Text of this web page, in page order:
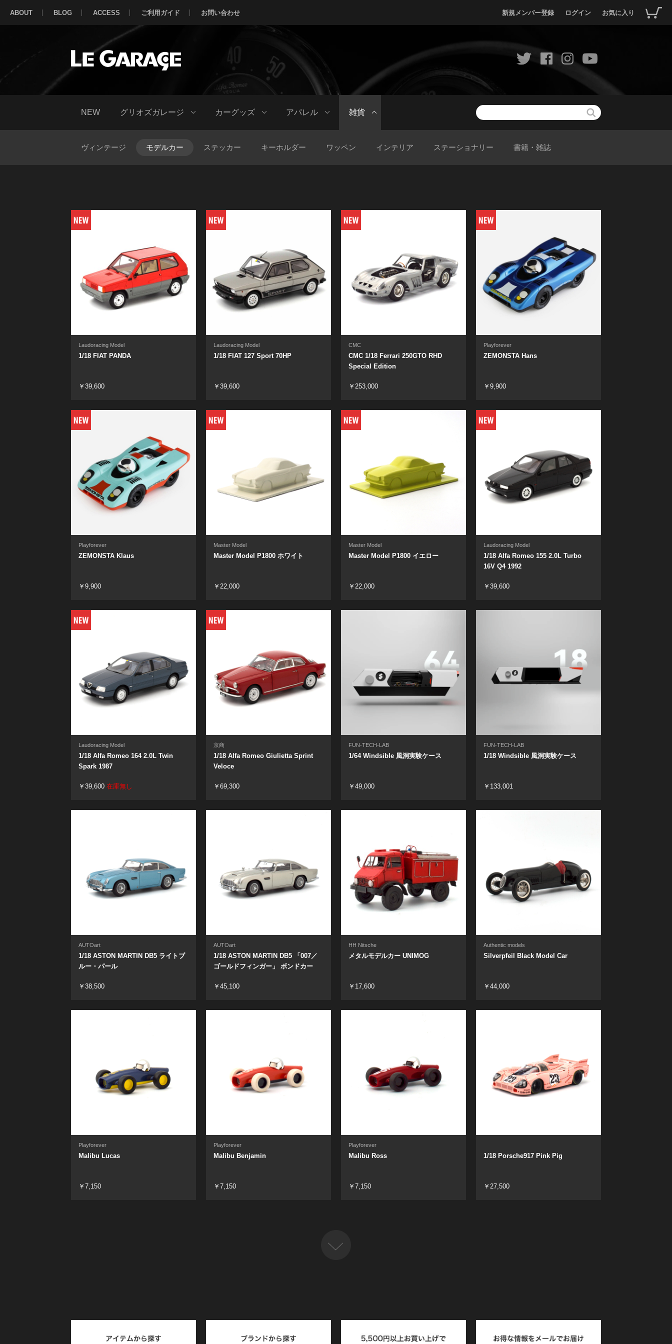
新規メンバー登録 ログイン お気に入り
ABOUT BLOG ACCESS ご利用ガイド お問い合わせ
NEW グリオズガレージ カーグッズ アパレル 雑貨
ヴィンテージ モデルカー ステッカー キーホルダー ワッペン インテリア ステーショナリー 書籍・雑誌
Laudoracing Model
1/18 FIAT PANDA
￥39,600
Laudoracing Model
1/18 FIAT 127 Sport 70HP
￥39,600
CMC
CMC 1/18 Ferrari 250GTO RHD
Special Edition
￥253,000
Playforever
ZEMONSTA Hans
￥9,900
Playforever
ZEMONSTA Klaus
￥9,900
Master Model
Master Model P1800 ホワイト
￥22,000
Master Model
Master Model P1800 イエロー
￥22,000
Laudoracing Model
1/18 Alfa Romeo 155 2.0L Turbo
16V Q4 1992
￥39,600
Laudoracing Model
1/18 Alfa Romeo 164 2.0L Twin
Spark 1987
￥39,600 在庫無し
京商
1/18 Alfa Romeo Giulietta Sprint
Veloce
￥69,300
FUN-TECH-LAB
1/64 Windsible 風洞実験ケース
￥49,000
FUN-TECH-LAB
1/18 Windsible 風洞実験ケース
￥133,001
AUTOart
1/18 ASTON MARTIN DB5 ライトブ
ルー・パール
￥38,500
AUTOart
1/18 ASTON MARTIN DB5 「007／
ゴールドフィンガー」 ボンドカー
￥45,100
HH Nitsche
メタルモデルカー UNIMOG
￥17,600
Authentic models
Silverpfeil Black Model Car
￥44,000
Playforever
Malibu Lucas
￥7,150
Playforever
Malibu Benjamin
￥7,150
Playforever
Malibu Ross
￥7,150
1/18 Porsche917 Pink Pig
￥27,500